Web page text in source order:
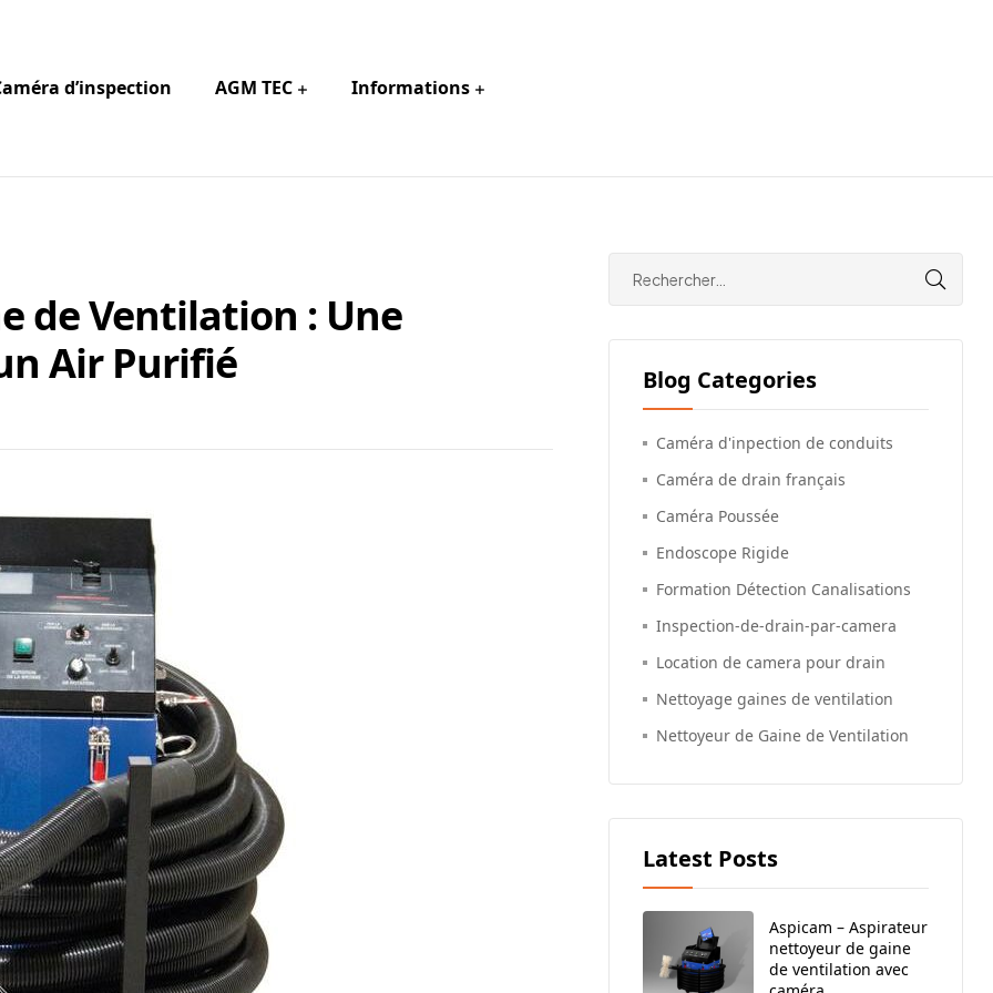
d’inspection AGM TEC Informations
de Ventilation : Une
Air Purifié
Blog Categories
Caméra d'inpection de conduits
Caméra de drain français
Caméra Poussée
Endoscope Rigide
Formation Détection Canalisations
Inspection-de-drain-par-camera
Location de camera pour drain
Nettoyage gaines de ventilation
Nettoyeur de Gaine de Ventilation
Latest Posts
Aspicam – Aspirateur
nettoyeur de gaine
de ventilation avec